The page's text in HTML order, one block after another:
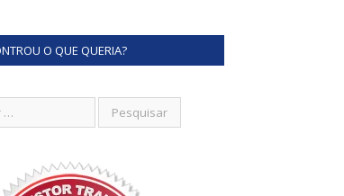
O QUE QUERIA?